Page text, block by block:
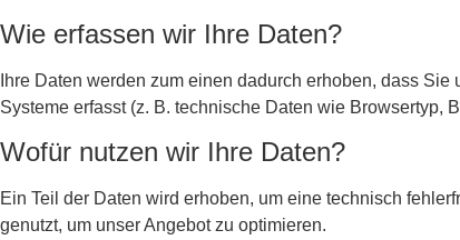
Wie erfassen wir Ihre Daten?
Ihre Daten werden zum einen dadurch erhoben, dass
Systeme erfasst (z. B. technische Daten wie Browsertyp,
Wofür nutzen wir Ihre Daten?
Ein Teil der Daten wird erhoben, um eine technisch
genutzt, um unser Angebot zu optimieren.